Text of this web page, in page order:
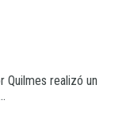
Quilmes realizó un